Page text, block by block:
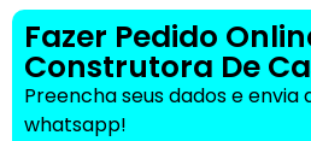
Fazer Pedido
Construtora De
Preencha seus dados e
whatsapp!